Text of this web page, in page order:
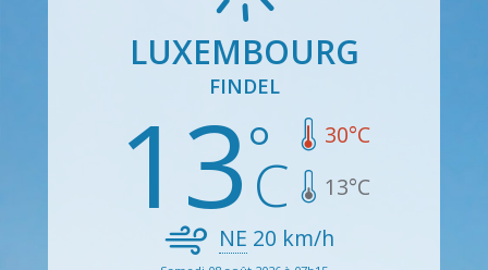
LUXEMBOURG
FINDEL
13 30°C
13°C
NE 20 km/h